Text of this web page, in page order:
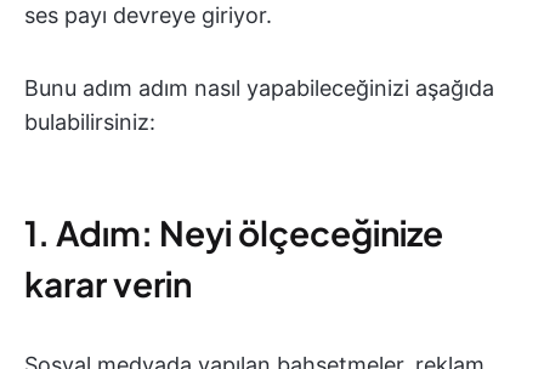
ses payı devreye giriyor.
Bunu adım adım nasıl yapabileceğinizi aşağıda
bulabilirsiniz:
1. Adım: Neyi ölçeceğinize
karar verin